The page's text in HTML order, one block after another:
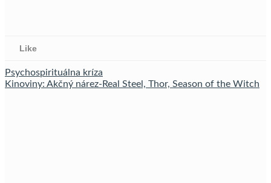
Like
Psychospirituálna kríza
Kinoviny: Akčný nárez-Real Steel, Thor, Season of the Witch